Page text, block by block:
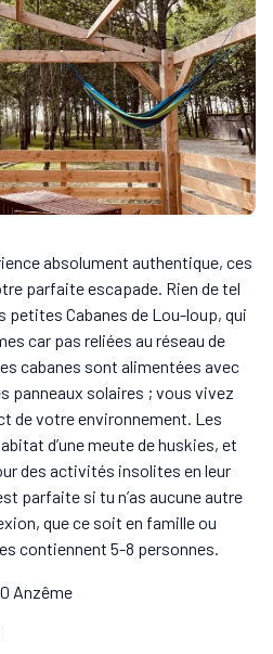
absolument authentique, ces
parfaite escapade. Rien de tel
petites Cabanes de Lou-loup, qui
car pas reliées au réseau de
cabanes sont alimentées avec
panneaux solaires ; vous vivez
de votre environnement. Les
d’une meute de huskies, et
des activités insolites en leur
parfaite si tu n’as aucune autre
que ce soit en famille ou
contiennent 5-8 personnes.
Anzême